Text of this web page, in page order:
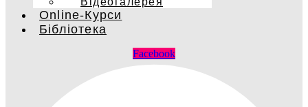
Online-Курси
Бібліотека
Facebook